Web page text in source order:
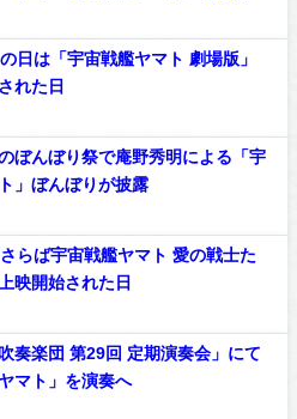
日は「宇宙戦艦ヤマト 劇場版」
れた日
ぼんぼり祭で庵野秀明による「宇
」ぼんぼりが披露
らば宇宙戦艦ヤマト 愛の戦士た
映開始された日
奏楽団 第29回 定期演奏会」にて
マト」を演奏へ